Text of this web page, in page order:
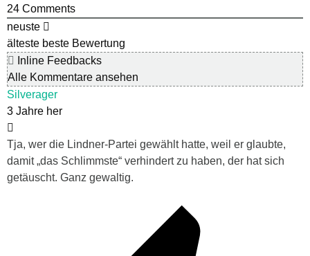
24 Comments
neuste
älteste beste Bewertung
Inline Feedbacks
Alle Kommentare ansehen
Silverager
3 Jahre her
Tja, wer die Lindner-Partei gewählt hatte, weil er glaubte,
damit „das Schlimmste“ verhindert zu haben, der hat sich
getäuscht. Ganz gewaltig.